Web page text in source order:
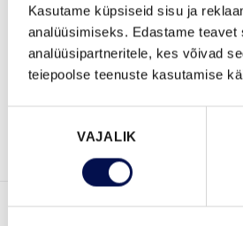
Kasutame küpsiseid sisu ja
analüüsimiseks. Edastame
analüüsipartneritele, kes võivad
teiepoolse teenuste kasutamise
VAJALIK